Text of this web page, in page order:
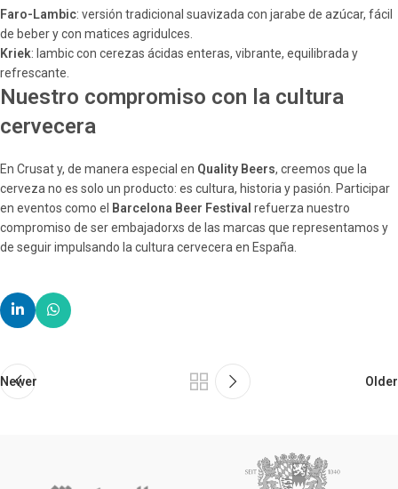
Faro-Lambic: versión tradicional suavizada con jarabe de azúcar, fácil
de beber y con matices agridulces.
Kriek: lambic con cerezas ácidas enteras, vibrante, equilibrada y
refrescante.
Nuestro compromiso con la cultura
cervecera
En Crusat y, de manera especial en Quality Beers, creemos que la
cerveza no es solo un producto: es cultura, historia y pasión. Participar
en eventos como el Barcelona Beer Festival refuerza nuestro
compromiso de ser embajadorxs de las marcas que representamos y
de seguir impulsando la cultura cervecera en España.
Newer Older